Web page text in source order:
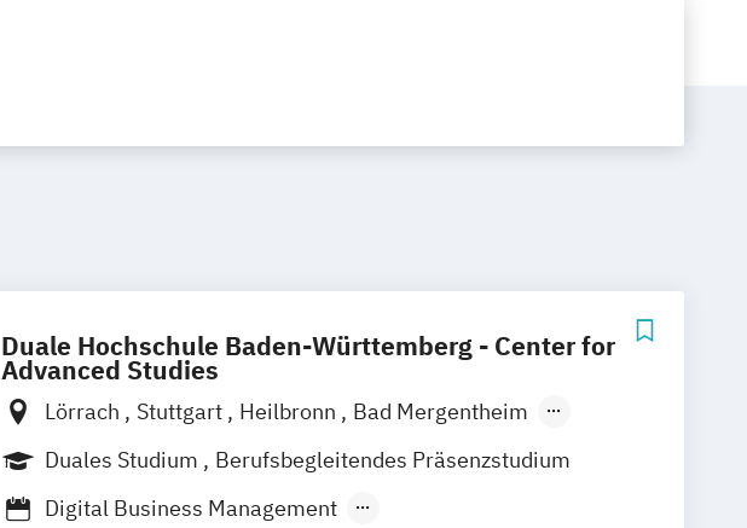
Duale Hochschule Baden-Württemberg - Center for
Advanced Studies
Lörrach Stuttgart Heilbronn
Bad Mergentheim
Friedrichshafen
Heidenheim Karlsruhe
Mannheim
Ravensburg
Villingen-Schwenningen
Horb am Neckar
Duales Studium
Berufsbegleitendes Präsenzstudium
Digital Business Management